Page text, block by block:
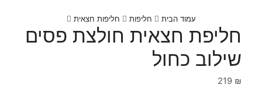
עמוד הבית חליפות חליפות חצאית
חליפת חצאית חולצת פסים
שילוב כחול
219 ₪